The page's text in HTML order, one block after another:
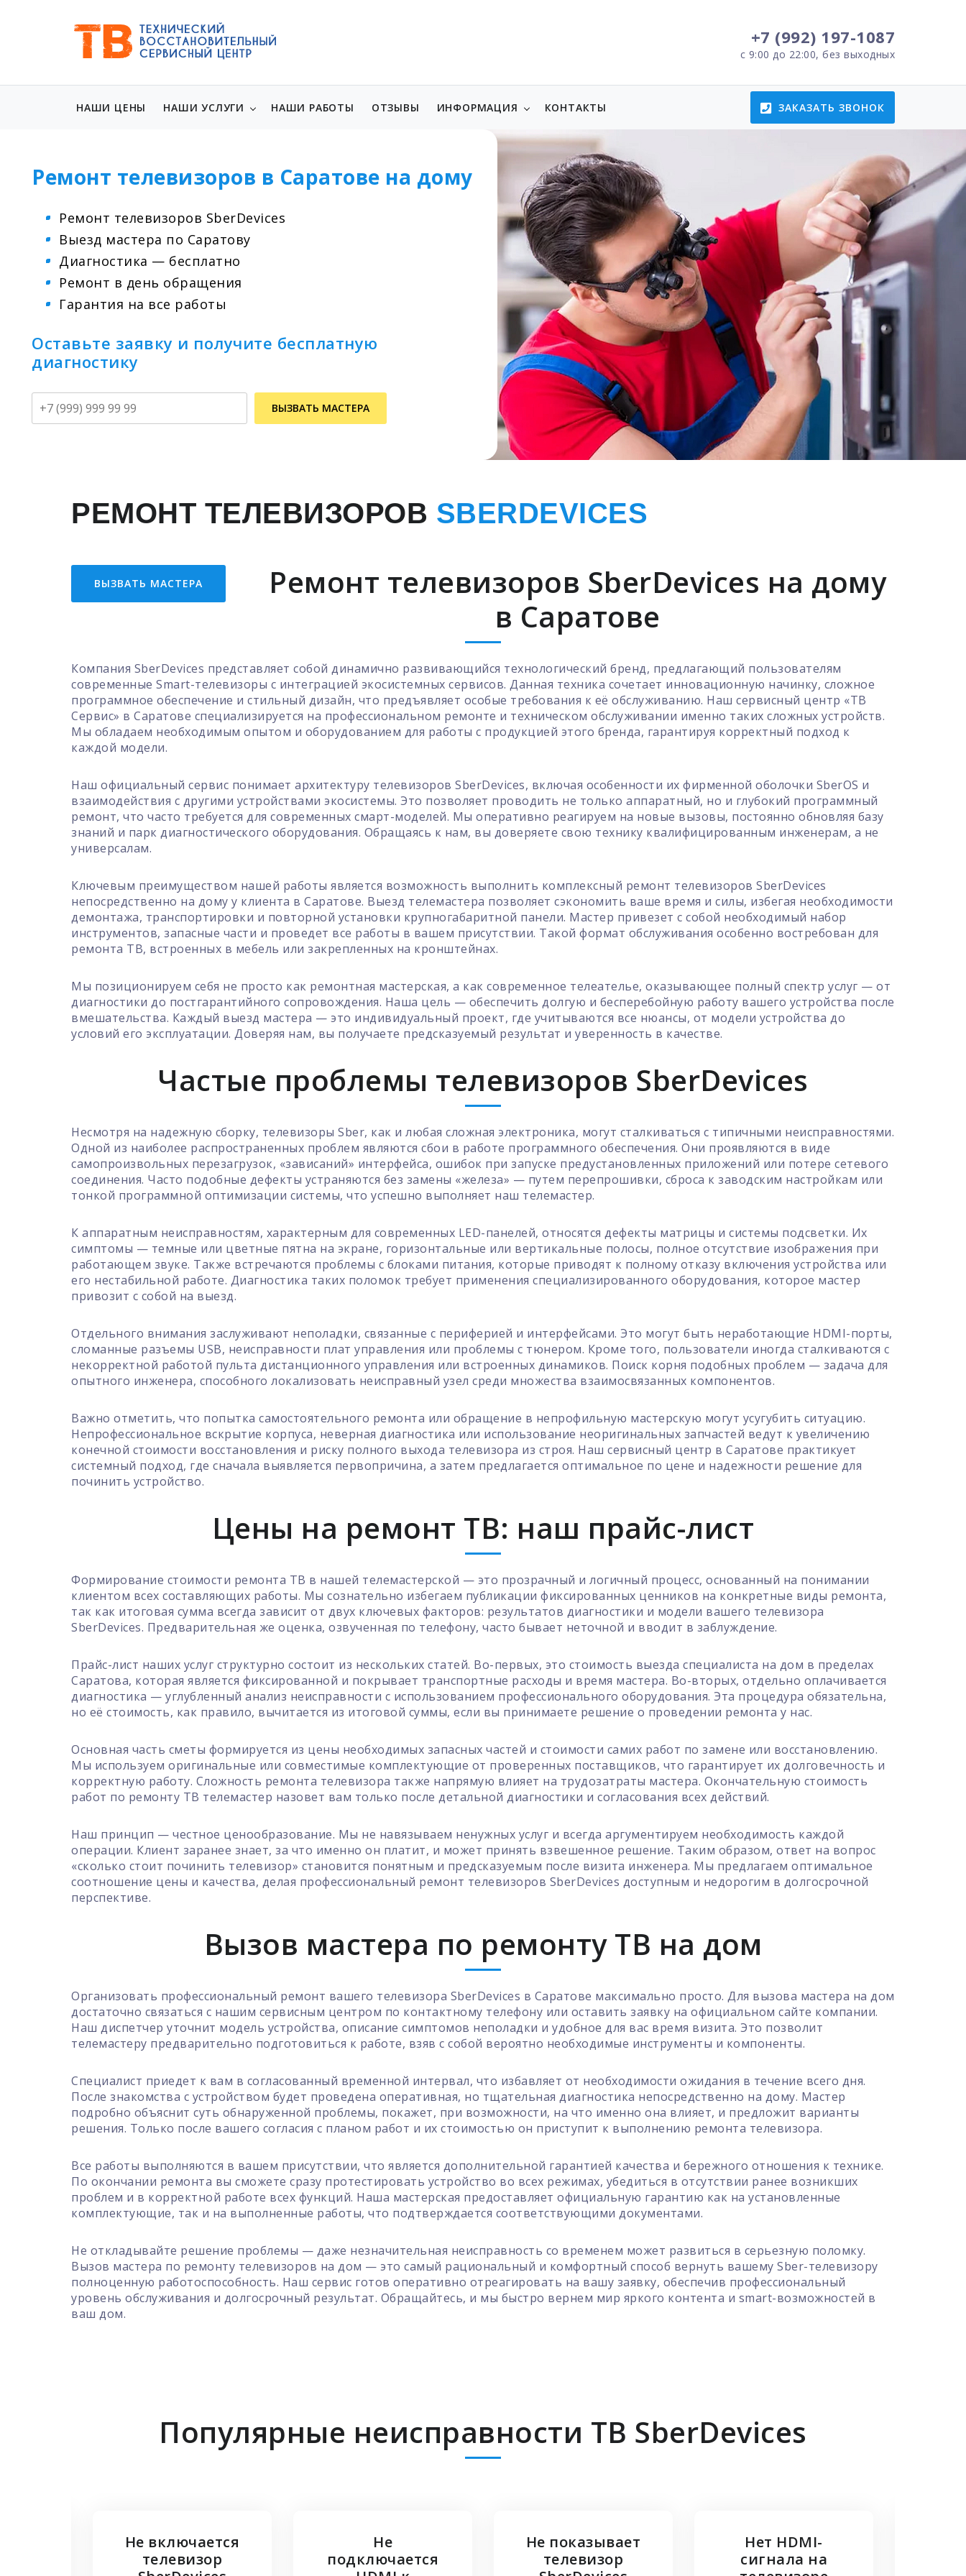
+7 (992) 197-1087
с 9:00 до 22:00, без выходных
НАШИ ЦЕНЫ НАШИ УСЛУГИ НАШИ РАБОТЫ ОТЗЫВЫ ИНФОРМАЦИЯ КОНТАКТЫ ЗАКАЗАТЬ ЗВОНОК
Ремонт телевизоров в Саратове на дому
Ремонт телевизоров SberDevices
Выезд мастера по Саратову
Диагностика — бесплатно
Ремонт в день обращения
Гарантия на все работы
Оставьте заявку и получите бесплатную
диагностику
ВЫЗВАТЬ МАСТЕРА
РЕМОНТ ТЕЛЕВИЗОРОВ SBERDEVICES
ВЫЗВАТЬ МАСТЕРА
Ремонт телевизоров SberDevices на дому
в Саратове
Компания SberDevices представляет собой динамично развивающийся технологический бренд, предлагающий пользователям
современные Smart-телевизоры с интеграцией экосистемных сервисов. Данная техника сочетает инновационную начинку, сложное
программное обеспечение и стильный дизайн, что предъявляет особые требования к её обслуживанию. Наш сервисный центр «ТВ
Сервис» в Саратове специализируется на профессиональном ремонте и техническом обслуживании именно таких сложных устройств.
Мы обладаем необходимым опытом и оборудованием для работы с продукцией этого бренда, гарантируя корректный подход к
каждой модели.
Наш официальный сервис понимает архитектуру телевизоров SberDevices, включая особенности их фирменной оболочки SberOS и
взаимодействия с другими устройствами экосистемы. Это позволяет проводить не только аппаратный, но и глубокий программный
ремонт, что часто требуется для современных смарт-моделей. Мы оперативно реагируем на новые вызовы, постоянно обновляя базу
знаний и парк диагностического оборудования. Обращаясь к нам, вы доверяете свою технику квалифицированным инженерам, а не
универсалам.
Ключевым преимуществом нашей работы является возможность выполнить комплексный ремонт телевизоров SberDevices
непосредственно на дому у клиента в Саратове. Выезд телемастера позволяет сэкономить ваше время и силы, избегая необходимости
демонтажа, транспортировки и повторной установки крупногабаритной панели. Мастер привезет с собой необходимый набор
инструментов, запасные части и проведет все работы в вашем присутствии. Такой формат обслуживания особенно востребован для
ремонта ТВ, встроенных в мебель или закрепленных на кронштейнах.
Мы позиционируем себя не просто как ремонтная мастерская, а как современное телеателье, оказывающее полный спектр услуг — от
диагностики до постгарантийного сопровождения. Наша цель — обеспечить долгую и бесперебойную работу вашего устройства после
вмешательства. Каждый выезд мастера — это индивидуальный проект, где учитываются все нюансы, от модели устройства до
условий его эксплуатации. Доверяя нам, вы получаете предсказуемый результат и уверенность в качестве.
Частые проблемы телевизоров SberDevices
Несмотря на надежную сборку, телевизоры Sber, как и любая сложная электроника, могут сталкиваться с типичными неисправностями.
Одной из наиболее распространенных проблем являются сбои в работе программного обеспечения. Они проявляются в виде
самопроизвольных перезагрузок, «зависаний» интерфейса, ошибок при запуске предустановленных приложений или потере сетевого
соединения. Часто подобные дефекты устраняются без замены «железа» — путем перепрошивки, сброса к заводским настройкам или
тонкой программной оптимизации системы, что успешно выполняет наш телемастер.
К аппаратным неисправностям, характерным для современных LED-панелей, относятся дефекты матрицы и системы подсветки. Их
симптомы — темные или цветные пятна на экране, горизонтальные или вертикальные полосы, полное отсутствие изображения при
работающем звуке. Также встречаются проблемы с блоками питания, которые приводят к полному отказу включения устройства или
его нестабильной работе. Диагностика таких поломок требует применения специализированного оборудования, которое мастер
привозит с собой на выезд.
Отдельного внимания заслуживают неполадки, связанные с периферией и интерфейсами. Это могут быть неработающие HDMI-порты,
сломанные разъемы USB, неисправности плат управления или проблемы с тюнером. Кроме того, пользователи иногда сталкиваются с
некорректной работой пульта дистанционного управления или встроенных динамиков. Поиск корня подобных проблем — задача для
опытного инженера, способного локализовать неисправный узел среди множества взаимосвязанных компонентов.
Важно отметить, что попытка самостоятельного ремонта или обращение в непрофильную мастерскую могут усугубить ситуацию.
Непрофессиональное вскрытие корпуса, неверная диагностика или использование неоригинальных запчастей ведут к увеличению
конечной стоимости восстановления и риску полного выхода телевизора из строя. Наш сервисный центр в Саратове практикует
системный подход, где сначала выявляется первопричина, а затем предлагается оптимальное по цене и надежности решение для
починить устройство.
Цены на ремонт ТВ: наш прайс-лист
Формирование стоимости ремонта ТВ в нашей телемастерской — это прозрачный и логичный процесс, основанный на понимании
клиентом всех составляющих работы. Мы сознательно избегаем публикации фиксированных ценников на конкретные виды ремонта,
так как итоговая сумма всегда зависит от двух ключевых факторов: результатов диагностики и модели вашего телевизора
SberDevices. Предварительная же оценка, озвученная по телефону, часто бывает неточной и вводит в заблуждение.
Прайс-лист наших услуг структурно состоит из нескольких статей. Во-первых, это стоимость выезда специалиста на дом в пределах
Саратова, которая является фиксированной и покрывает транспортные расходы и время мастера. Во-вторых, отдельно оплачивается
диагностика — углубленный анализ неисправности с использованием профессионального оборудования. Эта процедура обязательна,
но её стоимость, как правило, вычитается из итоговой суммы, если вы принимаете решение о проведении ремонта у нас.
Основная часть сметы формируется из цены необходимых запасных частей и стоимости самих работ по замене или восстановлению.
Мы используем оригинальные или совместимые комплектующие от проверенных поставщиков, что гарантирует их долговечность и
корректную работу. Сложность ремонта телевизора также напрямую влияет на трудозатраты мастера. Окончательную стоимость
работ по ремонту ТВ телемастер назовет вам только после детальной диагностики и согласования всех действий.
Наш принцип — честное ценообразование. Мы не навязываем ненужных услуг и всегда аргументируем необходимость каждой
операции. Клиент заранее знает, за что именно он платит, и может принять взвешенное решение. Таким образом, ответ на вопрос
«сколько стоит починить телевизор» становится понятным и предсказуемым после визита инженера. Мы предлагаем оптимальное
соотношение цены и качества, делая профессиональный ремонт телевизоров SberDevices доступным и недорогим в долгосрочной
перспективе.
Вызов мастера по ремонту ТВ на дом
Организовать профессиональный ремонт вашего телевизора SberDevices в Саратове максимально просто. Для вызова мастера на дом
достаточно связаться с нашим сервисным центром по контактному телефону или оставить заявку на официальном сайте компании.
Наш диспетчер уточнит модель устройства, описание симптомов неполадки и удобное для вас время визита. Это позволит
телемастеру предварительно подготовиться к работе, взяв с собой вероятно необходимые инструменты и компоненты.
Специалист приедет к вам в согласованный временной интервал, что избавляет от необходимости ожидания в течение всего дня.
После знакомства с устройством будет проведена оперативная, но тщательная диагностика непосредственно на дому. Мастер
подробно объяснит суть обнаруженной проблемы, покажет, при возможности, на что именно она влияет, и предложит варианты
решения. Только после вашего согласия с планом работ и их стоимостью он приступит к выполнению ремонта телевизора.
Все работы выполняются в вашем присутствии, что является дополнительной гарантией качества и бережного отношения к технике.
По окончании ремонта вы сможете сразу протестировать устройство во всех режимах, убедиться в отсутствии ранее возникших
проблем и в корректной работе всех функций. Наша мастерская предоставляет официальную гарантию как на установленные
комплектующие, так и на выполненные работы, что подтверждается соответствующими документами.
Не откладывайте решение проблемы — даже незначительная неисправность со временем может развиться в серьезную поломку.
Вызов мастера по ремонту телевизоров на дом — это самый рациональный и комфортный способ вернуть вашему Sber-телевизору
полноценную работоспособность. Наш сервис готов оперативно отреагировать на вашу заявку, обеспечив профессиональный
уровень обслуживания и долгосрочный результат. Обращайтесь, и мы быстро вернем мир яркого контента и smart-возможностей в
ваш дом.
Популярные неисправности ТВ SberDevices
Не включается
телевизор
Не
подключается
Не показывает
телевизор
Нет HDMI-
сигнала на